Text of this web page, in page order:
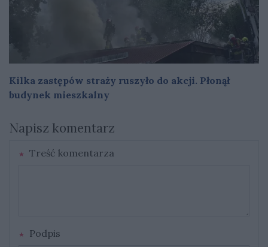
Kilka zastępów straży ruszyło do akcji. Płonął
budynek mieszkalny
Napisz komentarz
Treść komentarza
Podpis